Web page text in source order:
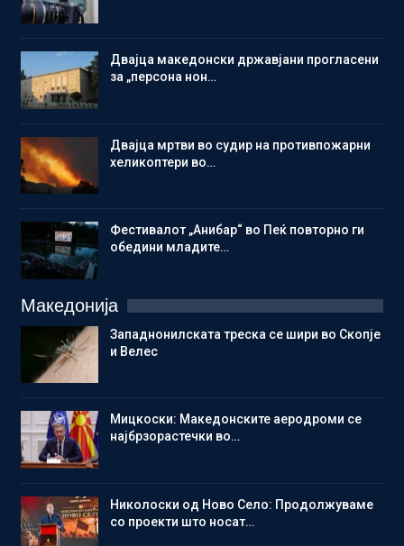
Двајца македонски државјани прогласени
за „персона нон…
Двајца мртви во судир на противпожарни
хеликоптери во…
Фестивалот „Анибар“ во Пеќ повторно ги
обедини младите…
Македонија
Западнонилската треска се шири во Скопје
и Велес
Мицкоски: Македонските аеродроми се
најбрзорастечки во…
Николоски од Ново Село: Продолжуваме
со проекти што носат…